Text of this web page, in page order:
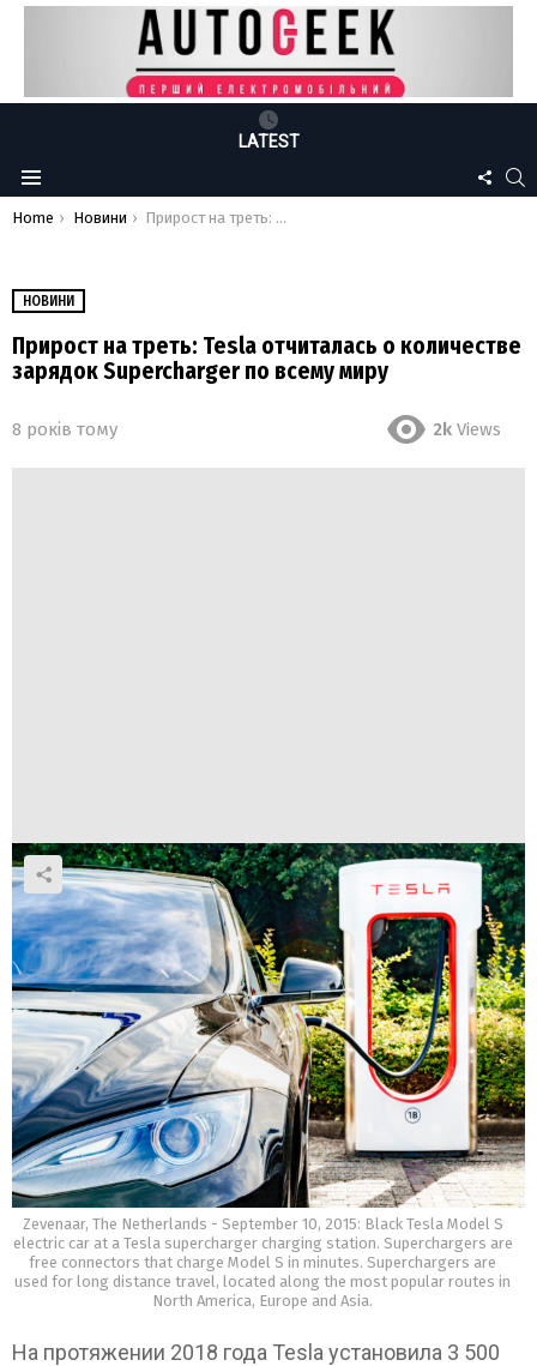
LATEST
Menu
US
You are here:
Home Новини Прирост на треть: Tesla отчиталась о количестве зарядок Supercharger по всему миру
НОВИНИ
Прирост на треть: Tesla отчиталась о количестве
зарядок Supercharger по всему миру
8 років тому 2k Views
Zevenaar, The Netherlands - September 10, 2015: Black Tesla Model S
electric car at a Tesla supercharger charging station. Superchargers are
free connectors that charge Model S in minutes. Superchargers are
used for long distance travel, located along the most popular routes in
North America, Europe and Asia.
На протяжении 2018 года Tesla установила 3 500